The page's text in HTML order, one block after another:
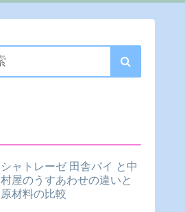
シャトレーゼ 田舎パイ と中
村屋のうすあわせの違いと
原材料の比較